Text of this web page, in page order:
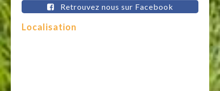
Retrouvez nous sur Facebook
Localisation